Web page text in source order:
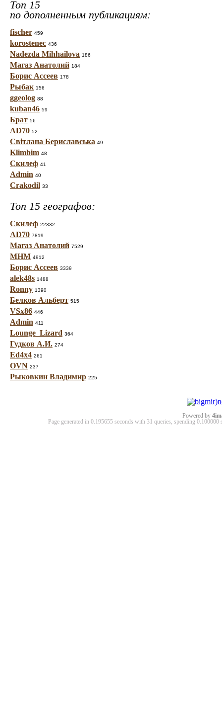
Топ 15
по дополненным публикациям:
fischer 459
korostenec 436
Nadezda Mihhailova 186
Магаз Анатолий 184
Борис Ассеев 178
Рыбак 156
ggeolog 88
kuban46 59
Брат 56
AD70 52
Світлана Бериславська 49
Klimbim 48
Скилеф 41
Admin 40
Crakodil 33
Топ 15 географов:
Скилеф 22332
AD70 7819
Магаз Анатолий 7529
МНМ 4912
Борис Ассеев 3339
alek48s 1488
Ronny 1390
Белков Альберт 515
VSx86 446
Admin 411
Lounge_Lizard 364
Гудков А.И. 274
Ed4x4 261
OVN 237
Рыковкин Владимир 225
Powered by
Page generated in 0.195655 seconds with 31 queries, spending